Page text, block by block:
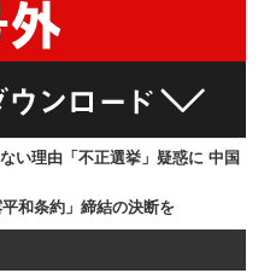
い理由「不正選挙」疑惑に 中国
和条約」締結の決断を